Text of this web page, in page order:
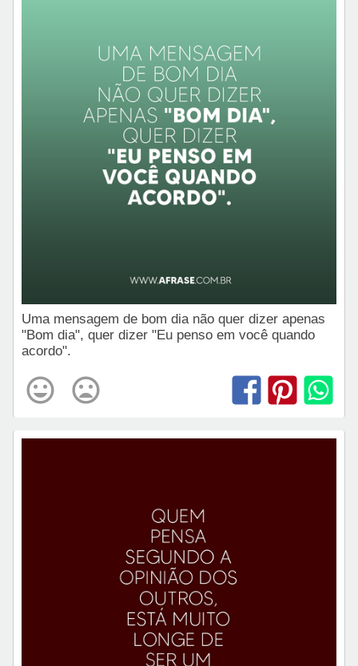
Uma mensagem de bom dia não quer dizer apenas
"Bom dia", quer dizer "Eu penso em você quando
acordo".